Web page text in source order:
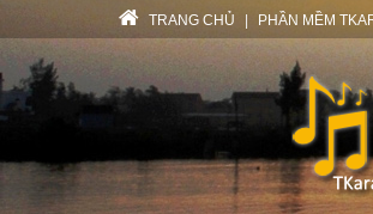
TRANG CHỦ PHẦN MỀM